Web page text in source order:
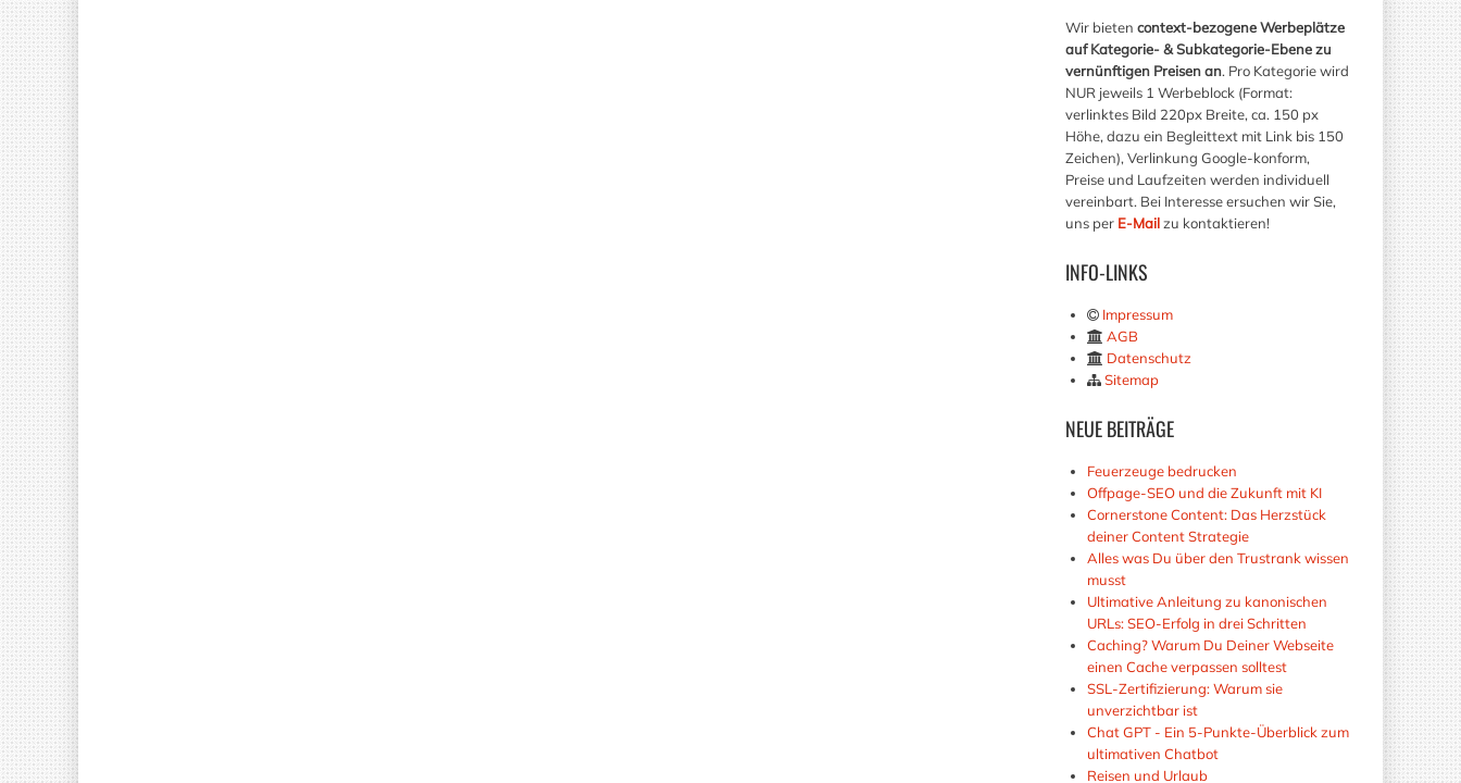
Wir bieten context-bezogene Werbeplätze
auf Kategorie- & Subkategorie-Ebene zu
vernünftigen Preisen an. Pro Kategorie wird
NUR jeweils 1 Werbeblock (Format:
verlinktes Bild 220px Breite, ca. 150 px
Höhe, dazu ein Begleittext mit Link bis 150
Zeichen), Verlinkung Google-konform,
Preise und Laufzeiten werden individuell
vereinbart. Bei Interesse ersuchen wir Sie,
uns per E-Mailzu kontaktieren!
INFO-LINKS
Impressum
AGB
Datenschutz
Sitemap
NEUEBEITRÄGE
Feuerzeuge bedrucken
Offpage-SEO und die Zukunft mit KI
Cornerstone Content: Das Herzstück
deiner Content Strategie
Alles was Du über den Trustrank wissen
musst
Ultimative Anleitung zu kanonischen
URLs: SEO-Erfolg in drei Schritten
Caching? Warum Du Deiner Webseite
einen Cache verpassen solltest
SSL-Zertifizierung: Warum sie
unverzichtbar ist
Chat GPT - Ein 5-Punkte-Überblick zum
ultimativen Chatbot
Reisen und Urlaub